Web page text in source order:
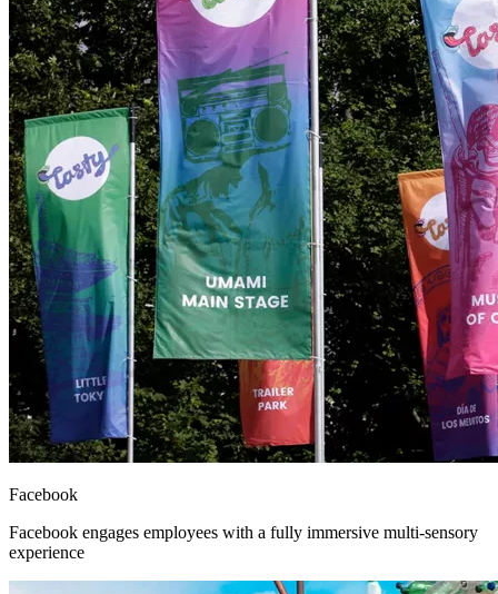
Facebook
Facebook engages employees with a fully immersive multi-sensory
experience